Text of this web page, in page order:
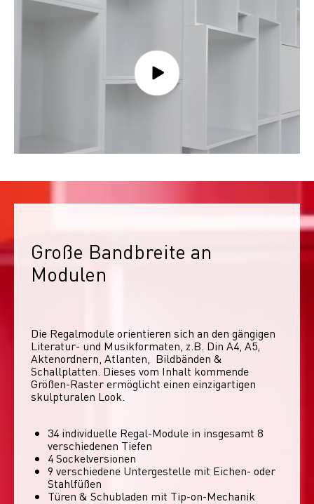
Große Bandbreite an
Modulen
Die Regalmodule orientieren sich an den gängigen
Literatur- und Musikformaten, z.B. Din A4, A5,
Aktenordnern, Atlanten,  Bildbänden &
Schallplatten. Dieses vom Inhalt kommende
Größen-Raster ermöglicht einen einzigartigen
skulpturalen Look.
34 individuelle Regal-Module​ in insgesamt 8
verschiedenen Tiefen
4 Sockelversionen​
9 verschiedene Untergestelle mit Eichen- oder
Stahlfüßen
Türen & Schubladen mit Tip-on-Mechanik